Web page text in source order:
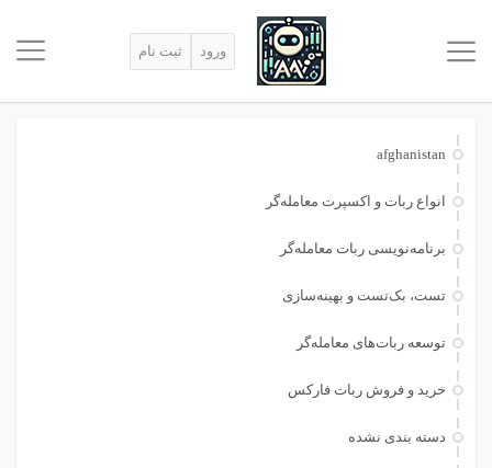
ورود ثبت نام
afghanistan
انواع ربات و اکسپرت معامله‌گر
برنامه‌نویسی ربات معامله‌گر
تست، بک‌تست و بهینه‌سازی
توسعه ربات‌های معامله‌گر
خرید و فروش ربات فارکس
دسته بندی نشده